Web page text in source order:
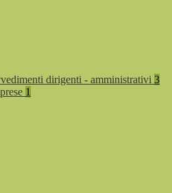
dirigenti - amministrativi 3
1